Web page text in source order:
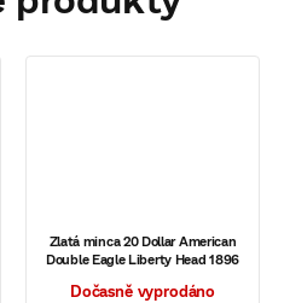
Zlatá minca 20 Dollar American
Double Eagle Liberty Head 1896
Dočasně vyprodáno